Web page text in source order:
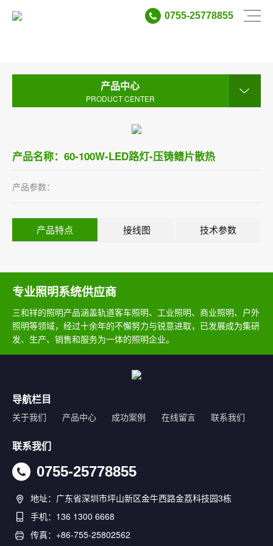
0755-25778855
产品中心
PRODUCT CENTER
产品名称：60-100W-LED路灯-压铸鳍片散热
产品参数：
产品特点 接线图 技术参数
专业照明系统供应商
三和祥的照明产品涵盖轨道客车照明、工业照明、商业照明、户外
照明等领域，经过十余年的不懈努力与锐意进取，已发展成为集研
发、生产、销售和服务为一体的照明企业。
导航栏目
关于我们 产品中心 成功案例 在线留言 联系我们
联系我们
0755-25778855
地址：广东省深圳市坪山新区金牛西路金荔科技园3栋
手机：136 1300 6668
传真：+86-755-25802562